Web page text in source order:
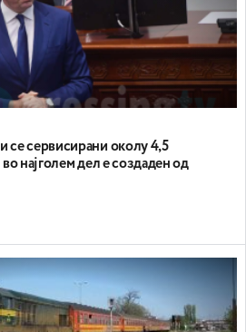
се сервисирани околу 4,5
најголем дел е создаден од